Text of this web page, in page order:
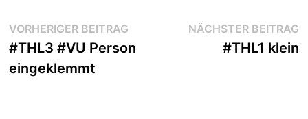
Beitragsnavigation
VORHERIGER BEITRAGVorheriger
Beitrag:
#THL3 #VU Person
eingeklemmt
NÄCHSTER BEITRAG
#THL1 klein